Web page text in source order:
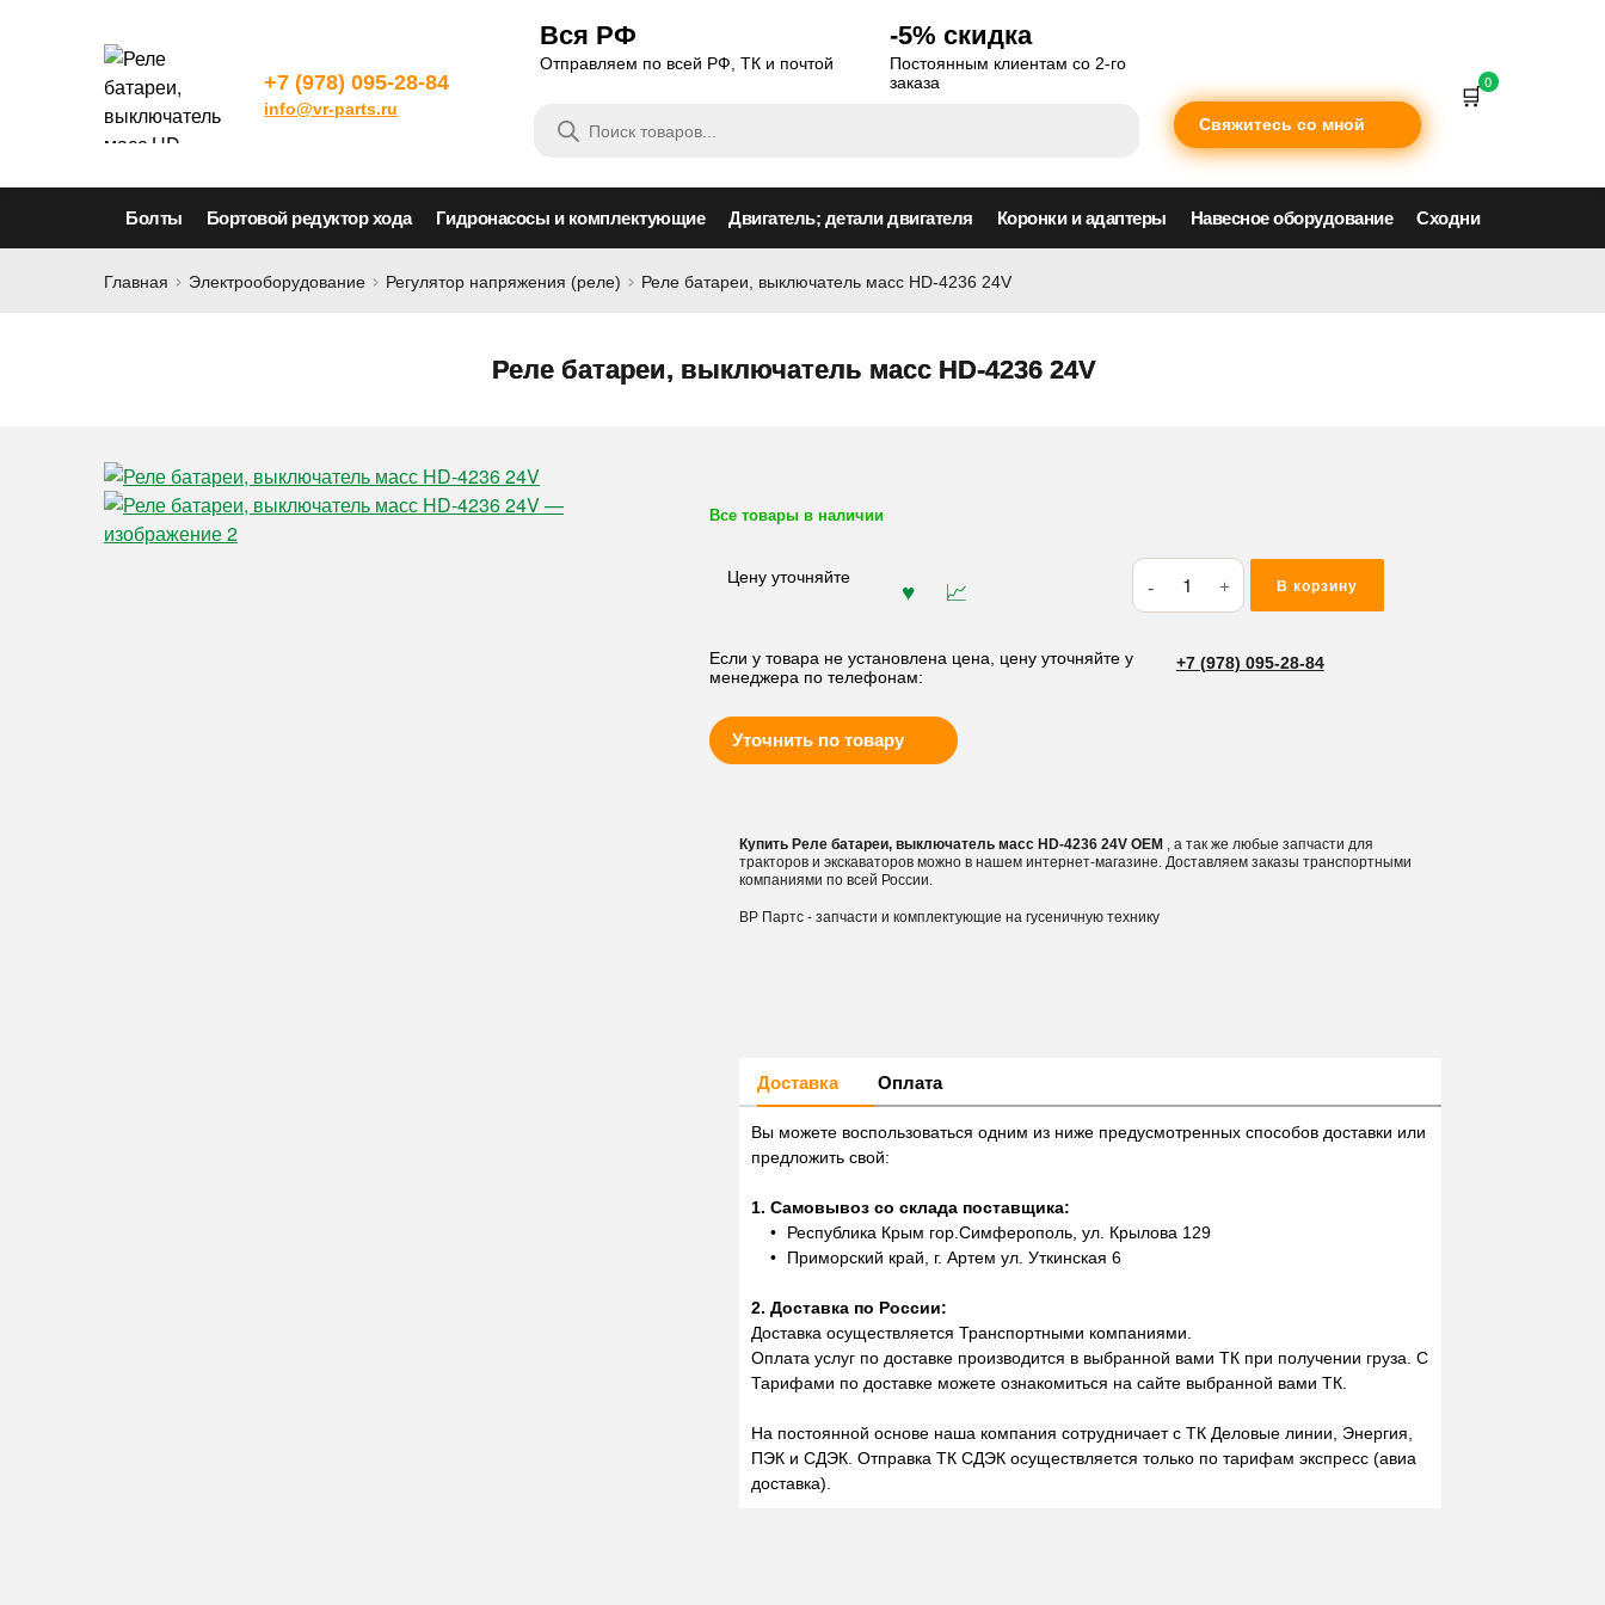
+7 (978) 095-28-84
info@vr-parts.ru
Вся РФ
Отправляем по всей РФ, ТК и почтой
-5% скидка
Постоянным клиентам со 2-го
заказа
товаров Свяжитесь со мной
0
Болты Бортовой редуктор хода Гидронасосы и комплектующие Двигатель; детали двигателя Коронки и адаптеры Навесное оборудование Сходни
Главная Электрооборудование Регулятор напряжения (реле) Реле батареи, выключатель масс HD-4236 24V
Реле батареи, выключатель масс HD-4236 24V
Все товары в наличии
Цену уточняйте
Количество
товара
батареи,
В корзину
Если у товара не установлена цена, цену уточняйте у
менеджера по телефонам:
+7 (978) 095-28-84
Уточнить по товару
Купить Реле батареи, выключатель масс HD-4236 24V OEM , а так же любые запчасти для
тракторов и экскаваторов можно в нашем интернет-магазине. Доставляем заказы транспортными
компаниями по всей России.
ВР Партс - запчасти и комплектующие на гусеничную технику
Доставка Оплата
Вы можете воспользоваться одним из ниже предусмотренных способов доставки или
предложить свой:
1. Самовывоз со склада поставщика:
Республика Крым гор.Симферополь, ул. Крылова 129
Приморский край, г. Артем ул. Уткинская 6
2. Доставка по России:
Доставка осуществляется Транспортными компаниями.
Оплата услуг по доставке производится в выбранной вами ТК при получении груза. С
Тарифами по доставке можете ознакомиться на сайте выбранной вами ТК.
На постоянной основе наша компания сотрудничает с ТК Деловые линии, Энергия,
ПЭК и СДЭК. Отправка ТК СДЭК осуществляется только по тарифам экспресс (авиа
доставка).